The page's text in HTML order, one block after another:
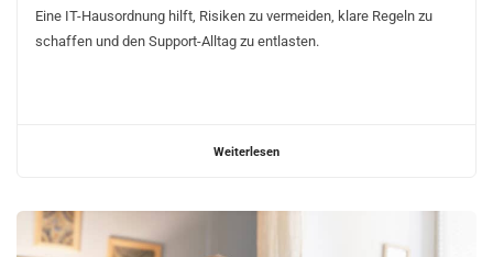
Eine IT-Hausordnung hilft, Risiken zu vermeiden, klare Regeln zu
schaffen und den Support-Alltag zu entlasten.
Weiterlesen